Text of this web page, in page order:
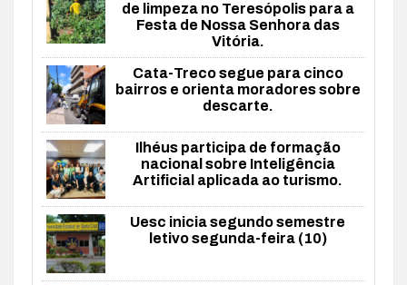
de limpeza no Teresópolis para a
Festa de Nossa Senhora das
Vitória.
Cata-Treco segue para cinco
bairros e orienta moradores sobre
descarte.
Ilhéus participa de formação
nacional sobre Inteligência
Artificial aplicada ao turismo.
Uesc inicia segundo semestre
letivo segunda-feira (10)